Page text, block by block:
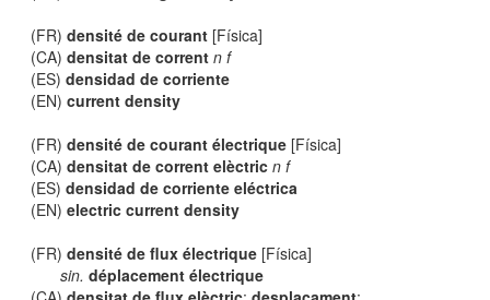
(FR)densité de courant [Física]
(CA)densitat de corrent n f
(ES)densidad de corriente
(EN)current density
(FR)densité de courant électrique [Física]
(CA)densitat de corrent elèctric n f
(ES)densidad de corriente eléctrica
(EN)electric current density
(FR)densité de flux électrique [Física]
sin. déplacement électrique